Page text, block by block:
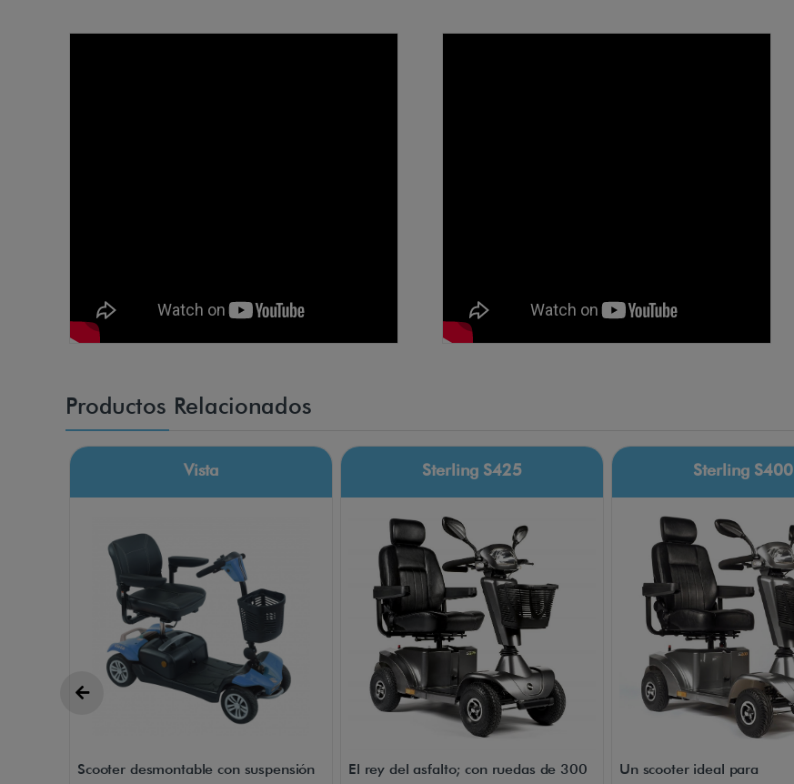
Personaliza tu scooter con
Productos Relacionados
Vista
Scooter desmontable con suspensión
Sterling S425
El rey del asfalto; con ruedas de 300
Sterling S400
Un scooter ideal para